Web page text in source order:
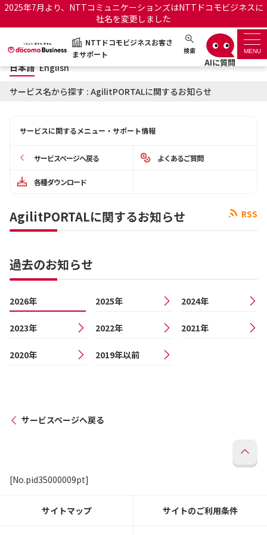
2025年7月より、NTTコミュニケーションズはNTTドコモビジネスに
社名を変更しました
NTTドコモビジネスお客さ
まサポート
検索 MENU
NTTドコモビジネスお客さまサポート 日本語 English
サポートトップ
お知らせ
OCNのお客さまはこちら
工事・故障情報通知サー
ビス
日本語 English
サービス名から探す : AgilitPORTALに関するお知らせ
サービスに関するメニュー・サポート情報
サービスページへ戻る よくあるご質問
各種ダウンロード
RSS
AgilitPORTALに関するお知らせ
過去のお知らせ
2026年 2025年 2024年
2023年 2022年 2021年
2020年 2019年以前
サービスページへ戻る
[No.pid35000009pt]
サイトマップ サイトのご利用条件